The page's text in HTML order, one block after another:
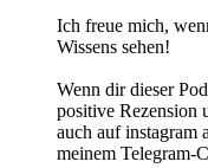
Ich freue mich,
Wissens sehen!
Wenn dir dieser
positive Rezension
auch auf instagram
meinem Telegram-